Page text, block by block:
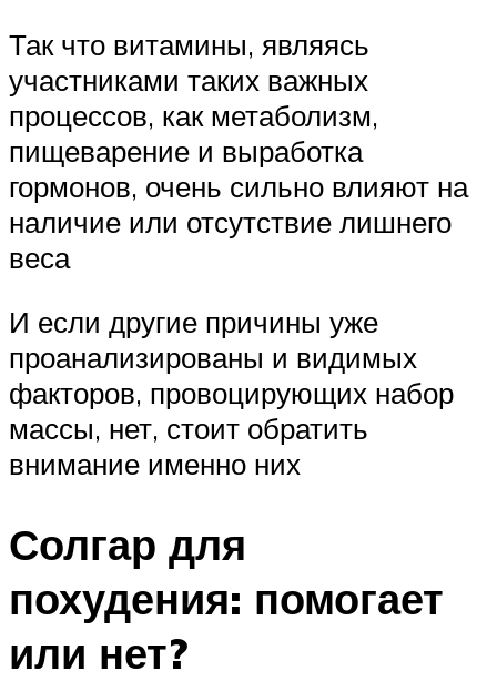
Так что витамины, являясь
участниками таких важных
процессов, как метаболизм,
пищеварение и выработка
гормонов, очень сильно влияют на
наличие или отсутствие лишнего
веса
И если другие причины уже
проанализированы и видимых
факторов, провоцирующих набор
массы, нет, стоит обратить
внимание именно них
Солгар для
похудения: помогает
или нет?